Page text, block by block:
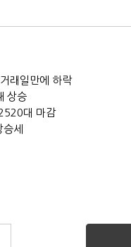
래일만에 하락
상승
대 마감
세